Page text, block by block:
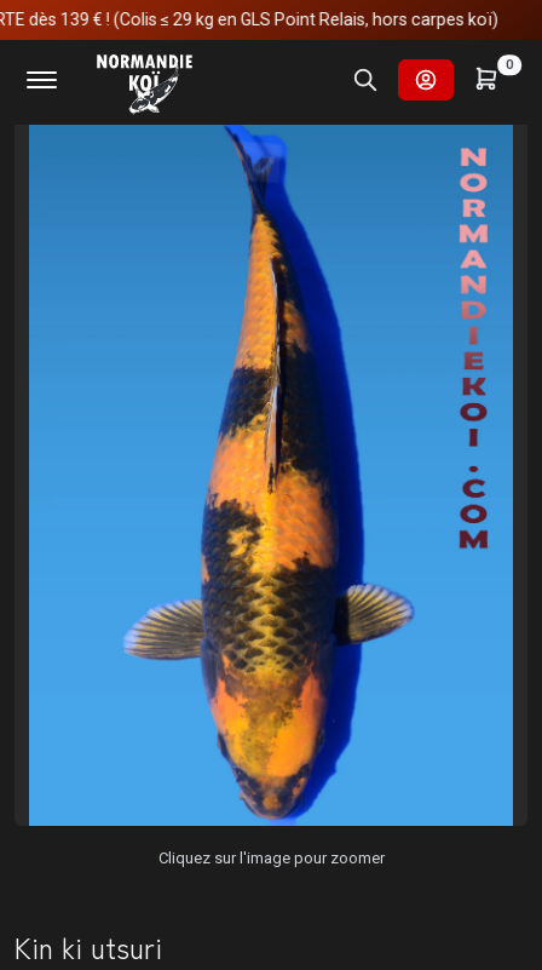
139 € ! (Colis ≤ 29 kg en GLS Point Relais, hors carpes koï)
0
Accueil Carpes koï Sansai et plus Kin ki utsuri
Cliquez sur l'image pour zoomer
Kin ki utsuri